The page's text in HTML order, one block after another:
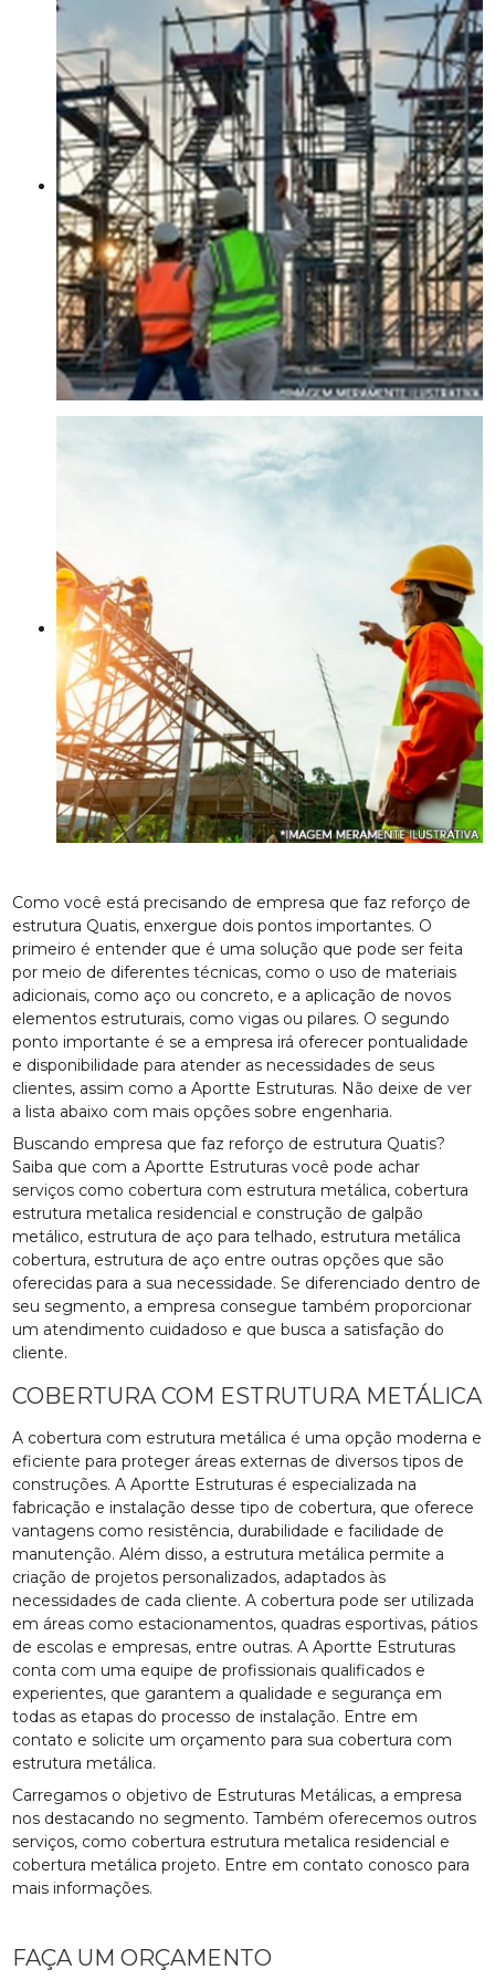
Como você está precisando de empresa que faz reforço de
estrutura Quatis, enxergue dois pontos importantes. O
primeiro é entender que é uma solução que pode ser feita
por meio de diferentes técnicas, como o uso de materiais
adicionais, como aço ou concreto, e a aplicação de novos
elementos estruturais, como vigas ou pilares. O segundo
ponto importante é se a empresa irá oferecer pontualidade
e disponibilidade para atender as necessidades de seus
clientes, assim como a Aportte Estruturas. Não deixe de ver
a lista abaixo com mais opções sobre engenharia.
Buscando empresa que faz reforço de estrutura Quatis?
Saiba que com a Aportte Estruturas você pode achar
serviços como cobertura com estrutura metálica, cobertura
estrutura metalica residencial e construção de galpão
metálico, estrutura de aço para telhado, estrutura metálica
cobertura, estrutura de aço entre outras opções que são
oferecidas para a sua necessidade. Se diferenciado dentro de
seu segmento, a empresa consegue também proporcionar
um atendimento cuidadoso e que busca a satisfação do
cliente.
COBERTURA COM ESTRUTURA METÁLICA
A cobertura com estrutura metálica é uma opção moderna e
eficiente para proteger áreas externas de diversos tipos de
construções. A Aportte Estruturas é especializada na
fabricação e instalação desse tipo de cobertura, que oferece
vantagens como resistência, durabilidade e facilidade de
manutenção. Além disso, a estrutura metálica permite a
criação de projetos personalizados, adaptados às
necessidades de cada cliente. A cobertura pode ser utilizada
em áreas como estacionamentos, quadras esportivas, pátios
de escolas e empresas, entre outras. A Aportte Estruturas
conta com uma equipe de profissionais qualificados e
experientes, que garantem a qualidade e segurança em
todas as etapas do processo de instalação. Entre em
contato e solicite um orçamento para sua cobertura com
estrutura metálica.
Carregamos o objetivo de Estruturas Metálicas, a empresa
nos destacando no segmento. Também oferecemos outros
serviços, como cobertura estrutura metalica residencial e
cobertura metálica projeto. Entre em contato conosco para
mais informações.
FAÇA UM ORÇAMENTO